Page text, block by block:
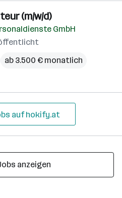
(m/w/d)
GmbH
ab 3.500 € monatlich
auf hokify.at
anzeigen